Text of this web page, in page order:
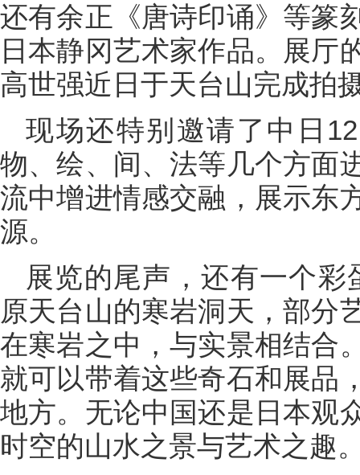
还有余正《唐诗印诵》等篆
日本静冈艺术家作品。展厅
高世强近日于天台山完成拍
现场还特别邀请了中日
物、绘、间、法等几个方面
流中增进情感交融，展示东
源。
展览的尾声，还有一个
原天台山的寒岩洞天，部分
在寒岩之中，与实景相结合
就可以带着这些奇石和展品
地方。无论中国还是日本观
时空的山水之景与艺术之趣